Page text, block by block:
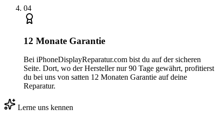
04
12 Monate Garantie
Bei iPhoneDisplayReparatur.com bist du auf der sicheren
Seite. Dort, wo der Hersteller nur 90 Tage gewährt, profitierst
du bei uns von satten 12 Monaten Garantie auf deine
Reparatur.
Lerne uns kennen